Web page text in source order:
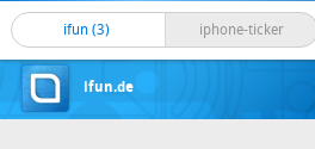
ifun (3) iphone-ticker
ifun.de